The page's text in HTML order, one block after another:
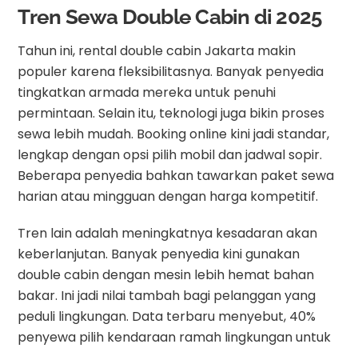
Tren Sewa Double Cabin di 2025
Tahun ini, rental double cabin Jakarta makin
populer karena fleksibilitasnya. Banyak penyedia
tingkatkan armada mereka untuk penuhi
permintaan. Selain itu, teknologi juga bikin proses
sewa lebih mudah. Booking online kini jadi standar,
lengkap dengan opsi pilih mobil dan jadwal sopir.
Beberapa penyedia bahkan tawarkan paket sewa
harian atau mingguan dengan harga kompetitif.
Tren lain adalah meningkatnya kesadaran akan
keberlanjutan. Banyak penyedia kini gunakan
double cabin dengan mesin lebih hemat bahan
bakar. Ini jadi nilai tambah bagi pelanggan yang
peduli lingkungan. Data terbaru menyebut, 40%
penyewa pilih kendaraan ramah lingkungan untuk